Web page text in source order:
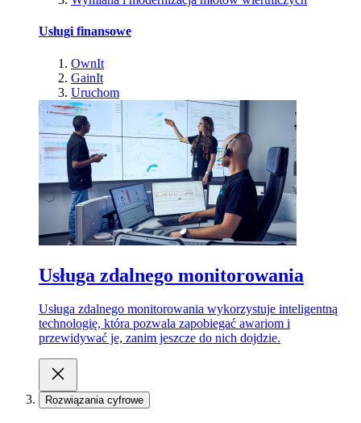
Usługi finansowe
OwnIt
GainIt
Uruchom
Usługa zdalnego monitorowania
Usługa zdalnego monitorowania wykorzystuje inteligentną
technologię, która pozwala zapobiegać awariom i
przewidywać je, zanim jeszcze do nich dojdzie.
Rozwiązania cyfrowe